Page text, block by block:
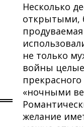
Несколько
открытыми,
не только
войны
«ночными
желание